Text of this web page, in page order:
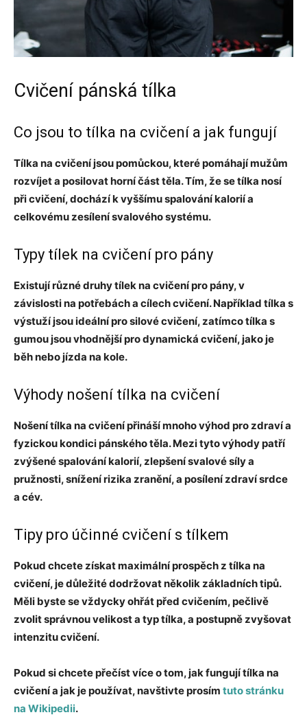
Cvičení pánská tílka
Co jsou to tílka na cvičení a jak fungují
Tílka na cvičení jsou pomůckou, které pomáhají mužům
rozvíjet a posilovat horní část těla. Tím, že se tílka nosí
při cvičení, dochází k vyššímu spalování kalorií a
celkovému zesílení svalového systému.
Typy tílek na cvičení pro pány
Existují různé druhy tílek na cvičení pro pány, v
závislosti na potřebách a cílech cvičení. Například tílka s
výstuží jsou ideální pro silové cvičení, zatímco tílka s
gumou jsou vhodnější pro dynamická cvičení, jako je
běh nebo jízda na kole.
Výhody nošení tílka na cvičení
Nošení tílka na cvičení přináší mnoho výhod pro zdraví a
fyzickou kondici pánského těla. Mezi tyto výhody patří
zvýšené spalování kalorií, zlepšení svalové síly a
pružnosti, snížení rizika zranění, a posílení zdraví srdce
a cév.
Tipy pro účinné cvičení s tílkem
Pokud chcete získat maximální prospěch z tílka na
cvičení, je důležité dodržovat několik základních tipů.
Měli byste se vždycky ohřát před cvičením, pečlivě
zvolit správnou velikost a typ tílka, a postupně zvyšovat
intenzitu cvičení.
Pokud si chcete přečíst více o tom, jak fungují tílka na
cvičení a jak je používat, navštivte prosím tuto stránku
na Wikipedii.